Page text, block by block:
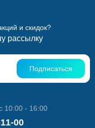
и скидок?
рассылку
Подписаться
10:00 - 16:00
00